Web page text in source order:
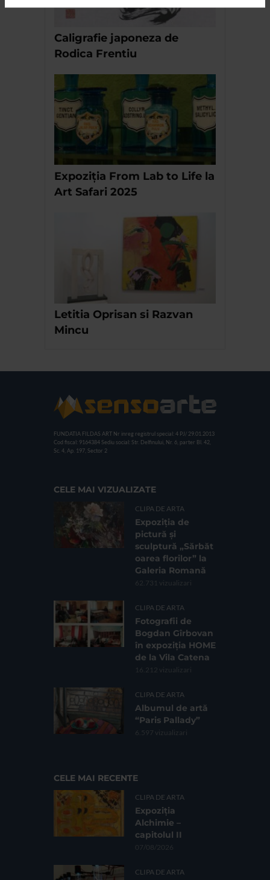
Caligrafie japoneza de
Rodica Frentiu
Expoziția From Lab to Life la
Art Safari 2025
Letitia Oprisan si Razvan
Mincu
FUNDATIA FILDAS ART Nr inreg registrul special: 4 PJ/ 29.01.2013
Cod fiscal: 9164384 Sediu social: Str. Delfinului, Nr. 6, parter Bl. 42,
Sc. 4, Ap. 197, Sector 2
CELE MAI VIZUALIZATE
CLIPA DE ARTA
Expoziția de
pictură și
sculptură „Sărbăt
oarea florilor” la
Galeria Romană
62.731 vizualizari
CLIPA DE ARTA
Fotografii de
Bogdan Gîrbovan
în expoziția HOME
de la Vila Catena
16.212 vizualizari
CLIPA DE ARTA
Albumul de artă
“Paris Pallady”
6.597 vizualizari
CELE MAI RECENTE
CLIPA DE ARTA
Expoziția
Alchimie –
capitolul II
07/08/2026
CLIPA DE ARTA